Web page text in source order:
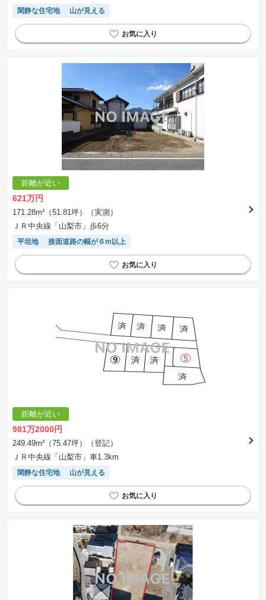
閑静な住宅地 山が見える
距離が近い
621万円
171.28m²（51.81坪）（実測）
ＪＲ中央線「山梨市」歩6分
平坦地 接面道路の幅が６m以上
距離が近い
981万2000円
249.49m²（75.47坪）（登記）
ＪＲ中央線「山梨市」車1.3km
閑静な住宅地 山が見える